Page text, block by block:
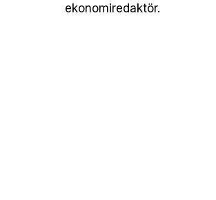
ekonomiredaktör.